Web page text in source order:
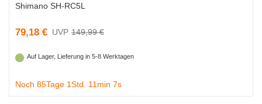
Shimano SH-RC5L
79,18 € 149,99 €
Auf Lager, Lieferung in 5-8 Werktagen
Noch 85Tage 1Std. 11min 7s